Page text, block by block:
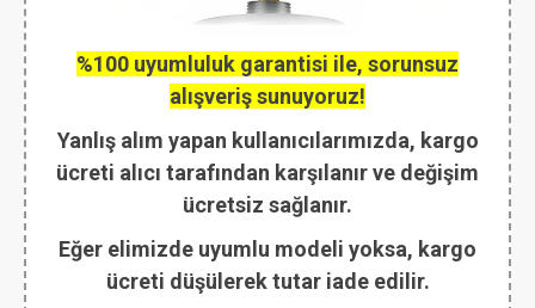
%100 uyumluluk garantisi ile, sorunsuz
alışveriş sunuyoruz!
Yanlış alım yapan kullanıcılarımızda, kargo
ücreti alıcı tarafından karşılanır ve değişim
ücretsiz sağlanır.
Eğer elimizde uyumlu modeli yoksa, kargo
ücreti düşülerek tutar iade edilir.